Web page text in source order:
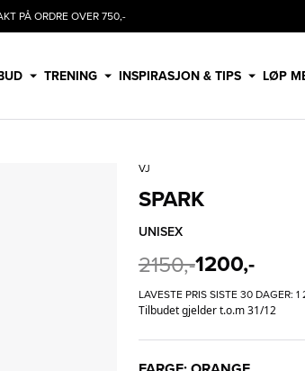
PÅ ORDRE OVER 750,-
TRENING INSPIRASJON & TIPS LØP
VJ
SPARK
UNISEX
2150,-1200,-
LAVESTE PRIS SISTE 30 DAGER: 1
Tilbudet gjelder t.o.m 31/12